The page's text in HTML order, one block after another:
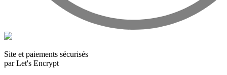
Des vins du monde entier
Ca fait quelques années maintenant que les meilleurs vins ne
des pays comme l'Afrique du Sud, les USA, la Hongrie ou
encore le Liban.
Site et paiements sécurisés
par Let's Encrypt